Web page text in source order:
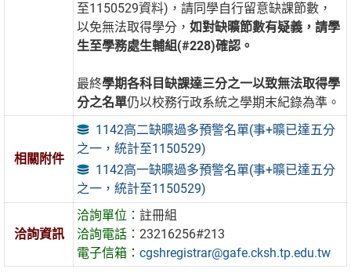
至1150529資料)，請同學自行留意缺課節數，
以免無法取得學分，如對缺曠節數有疑義，請學
生至學務處生輔組(#228)確認。
最終學期各科目缺課達三分之一以致無法取得學
分之名單仍以校務行政系統之學期末紀錄為準。
相關附件
1142高二缺曠過多預警名單(事+曠已達五分
之一，統計至1150529)
1142高一缺曠過多預警名單(事+曠已達五分
之一，統計至1150529)
洽詢資訊
洽詢單位：註冊組
洽詢電話：23216256#213
電子信箱：cgshregistrar@gafe.cksh.tp.edu.tw